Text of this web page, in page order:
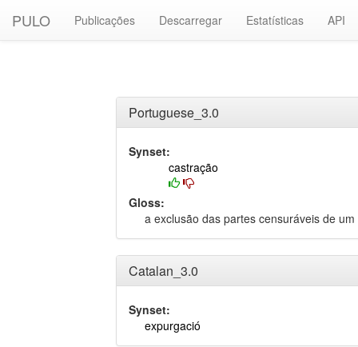
PULO Publicações Descarregar Estatísticas API
Portuguese_3.0
Synset:
castração
Gloss:
a exclusão das partes censuráveis de
Catalan_3.0
Synset:
expurgació